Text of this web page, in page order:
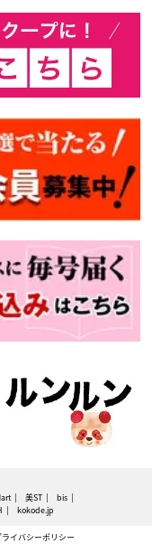
美ST
bis
kokode.jp
ライバシーポリシー